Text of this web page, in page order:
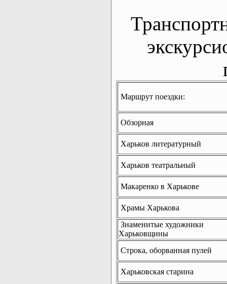
Маршрут поездки:
Обзорная
Харьков литературный
Харьков театральный
Макаренко в Харькове
Храмы Харькова
Знаменитые художники
Харьковщины
Строка, оборванная пулей
Харьковская старина